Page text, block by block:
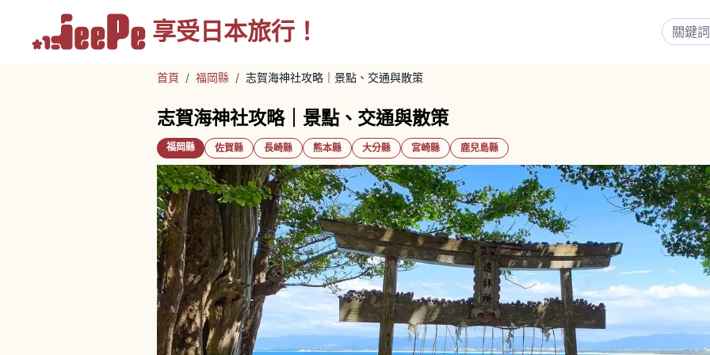
享受 日本旅行！
首頁 / 福岡縣 / 志賀海神社攻略｜景點、交通與散策
志賀海神社攻略｜景點、交通與散策
福岡縣 佐賀縣 長崎縣 熊本縣 大分縣 宮崎縣 鹿兒島縣